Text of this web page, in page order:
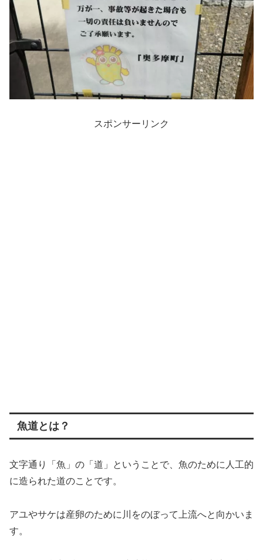
スポンサーリンク
魚道とは？
文字通り「魚」の「道」ということで、魚のために人工的
に造られた道のことです。
アユやサケは産卵のために川をのぼって上流へと向かいま
す。